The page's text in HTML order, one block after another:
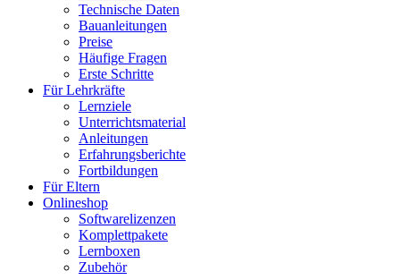
Technische Daten
Bauanleitungen
Preise
Häufige Fragen
Erste Schritte
Für Lehrkräfte
Lernziele
Unterrichtsmaterial
Anleitungen
Erfahrungsberichte
Fortbildungen
Für Eltern
Onlineshop
Softwarelizenzen
Komplettpakete
Lernboxen
Zubehör